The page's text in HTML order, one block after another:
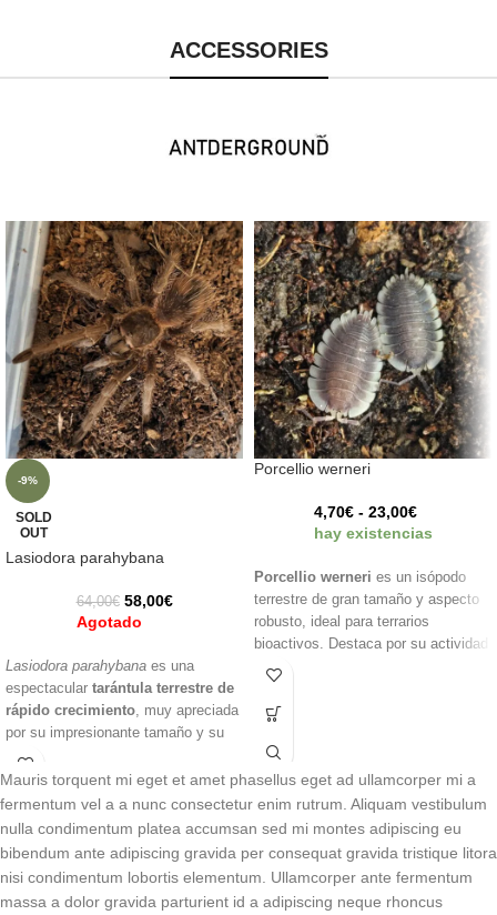
ACCESSORIES
-9%
SOLD
OUT
Lasiodora parahybana
64,00€ 58,00€
Agotado
Lasiodora parahybana es una
espectacular tarántula terrestre de
rápido crecimiento, muy apreciada
por su impresionante tamaño y su
llamativa coloración con tonos
salmón. Una especie robusta y
resistente, ideal para aficionados
con cierta experiencia que buscan
un ejemplar de gran presencia y fácil
mantenimiento bajo las condiciones
Porcellio werneri
4,70€ - 23,00€
hay existencias
Porcellio werneri es un isópodo
terrestre de gran tamaño y aspecto
robusto, ideal para terrarios
bioactivos. Destaca por su actividad
y por su importante función como
reciclar hojas, madera y materia
apreciada por quienes buscan
isópodos resistentes, llamativos y
fáciles de observar.
Mauris torquent mi eget et amet phasellus eget ad ullamcorper mi a
fermentum vel a a nunc consectetur enim rutrum. Aliquam vestibulum
nulla condimentum platea accumsan sed mi montes adipiscing eu
bibendum ante adipiscing gravida per consequat gravida tristique litora
nisi condimentum lobortis elementum. Ullamcorper ante fermentum
massa a dolor gravida parturient id a adipiscing neque rhoncus